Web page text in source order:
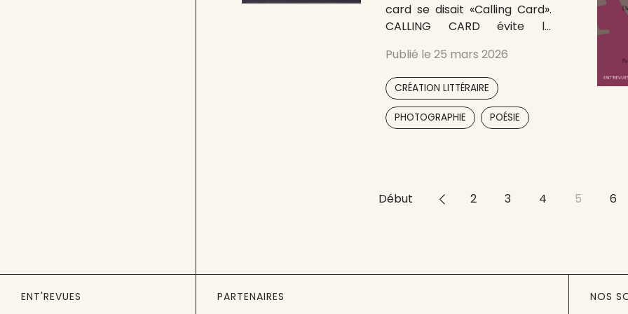
card se disait «Calling Card».
CALLING CARD évite le
inédit rend librement visite à
une photographie, recto-
verso. Chaque numéro
comprend trois cartes.
Premier numéro, textes de
Antoine Serra
Publié le 25 mars 2026
CRÉATION LITTÉRAIRE
PHOTOGRAPHIE POÉSIE
Début << 2 3 4 5 6
ENT'REVUES PARTENAIRES NOS